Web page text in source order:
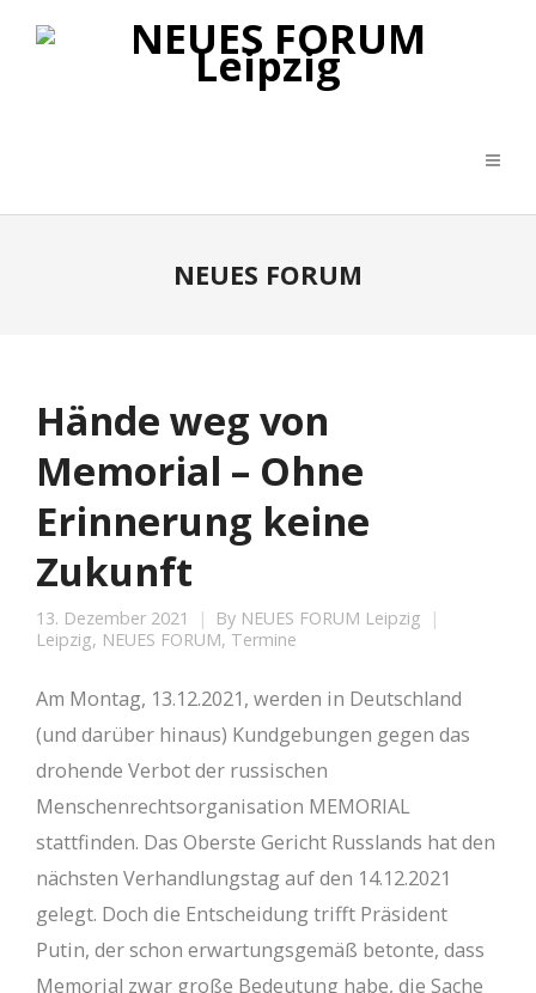
NEUES FORUM
Hände weg von
Memorial – Ohne
Erinnerung keine
Zukunft
13. Dezember 2021 By NEUES FORUM Leipzig
Leipzig, NEUES FORUM, Termine
Am Montag, 13.12.2021, werden in Deutschland
(und darüber hinaus) Kundgebungen gegen das
drohende Verbot der russischen
Menschenrechtsorganisation MEMORIAL
stattfinden. Das Oberste Gericht Russlands hat den
nächsten Verhandlungstag auf den 14.12.2021
gelegt. Doch die Entscheidung trifft Präsident
Putin, der schon erwartungsgemäß betonte, dass
Memorial zwar große Bedeutung habe, die Sache